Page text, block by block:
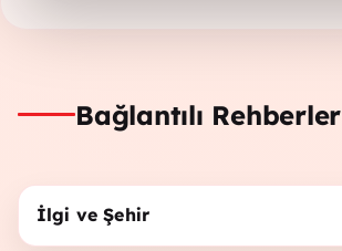
Bağlantılı Rehberler
İlgi ve Şehir